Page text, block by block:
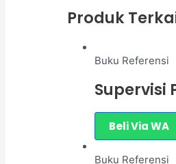
Produk
Buku Referensi
Supervisi
Beli Via WA
Buku Referensi